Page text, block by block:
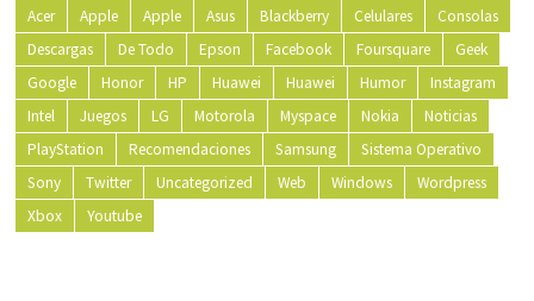
Acer Apple Apple Asus Blackberry Celulares
Consolas
Descargas
De Todo Epson Facebook Foursquare
Geek
Google
Honor HP Huawei Huawei Humor
Instagram
Intel
Juegos LG Motorola Myspace Nokia
Noticias
PlayStation
Recomendaciones Samsung
Sistema Operativo
Sony
Twitter Uncategorized Web Windows
Wordpress
Xbox
Youtube